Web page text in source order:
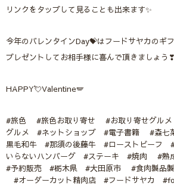
リンクをタップして見ることも出来ます✨
今年のバレンタインDay💝はフードサヤカのギ
プレゼントしてお相手様に喜んで頂きましょう
HAPPY💘Valentine🪽
#旅色 #旅色お取り寄せ #お取り寄せグル
グルメ #ネットショップ #電子書籍 #森
黒毛和牛 #那須の後藤牛 #ローストビーフ
いらないハンバーグ #ステーキ #焼肉 #熟
#予約販売 #栃木県 #大田原市 #食肉製品
#オーダーカット精肉店 #フードサヤカ